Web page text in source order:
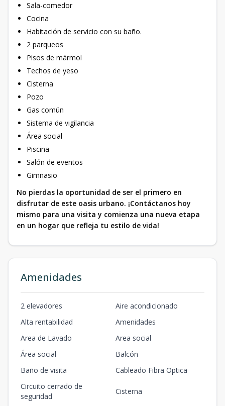
Sala-comedor
Cocina
Habitación de servicio con su baño.
2 parqueos
Pisos de mármol
Techos de yeso
Cisterna
Pozo
Gas común
Sistema de vigilancia
Área social
Piscina
Salón de eventos
Gimnasio
No pierdas la oportunidad de ser el primero en
disfrutar de este oasis urbano. ¡Contáctanos hoy
mismo para una visita y comienza una nueva etapa
en un hogar que refleja tu estilo de vida!
Amenidades
2 elevadores
Aire acondicionado
Alta rentabilidad
Amenidades
Area de Lavado
Area social
Área social
Balcón
Baño de visita
Cableado Fibra Optica
Circuito cerrado de
seguridad
Cisterna